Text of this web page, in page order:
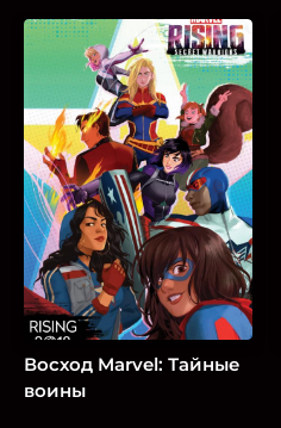
Восход Marvel: Тайные
воины